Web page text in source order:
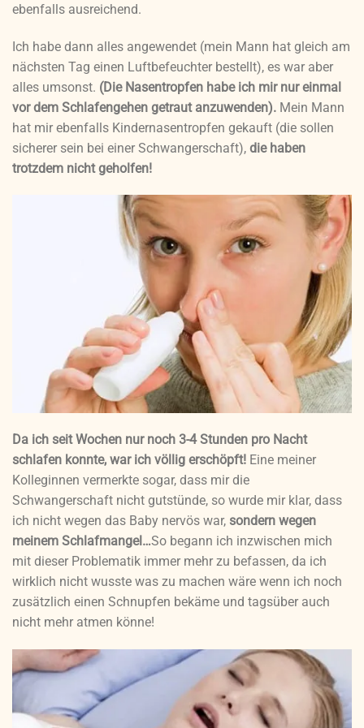
ebenfalls ausreichend.
Ich habe dann alles angewendet (mein Mann hat gleich am
nächsten Tag einen Luftbefeuchter bestellt), es war aber
alles umsonst. (Die Nasentropfen habe ich mir nur einmal
vor dem Schlafengehen getraut anzuwenden). Mein Mann
hat mir ebenfalls Kindernasentropfen gekauft (die sollen
sicherer sein bei einer Schwangerschaft), die haben
trotzdem nicht geholfen!
Da ich seit Wochen nur noch 3-4 Stunden pro Nacht
schlafen konnte, war ich völlig erschöpft! Eine meiner
Kolleginnen vermerkte sogar, dass mir die
Schwangerschaft nicht gutstünde, so wurde mir klar, dass
ich nicht wegen das Baby nervös war, sondern wegen
meinem Schlafmangel…So begann ich inzwischen mich
mit dieser Problematik immer mehr zu befassen, da ich
wirklich nicht wusste was zu machen wäre wenn ich noch
zusätzlich einen Schnupfen bekäme und tagsüber auch
nicht mehr atmen könne!